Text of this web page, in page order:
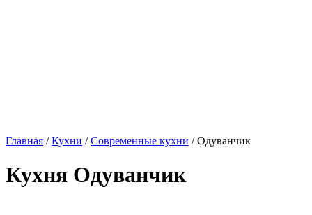
Главная /Кухни /Современные кухни / Одуванчик
Кухня Одуванчик